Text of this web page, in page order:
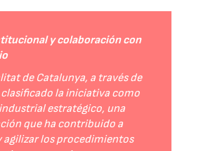
y colaboración con
de Catalunya, a través de
clasificado la iniciativa como
estratégico, una
que ha contribuido a
agilizar los procedimientos